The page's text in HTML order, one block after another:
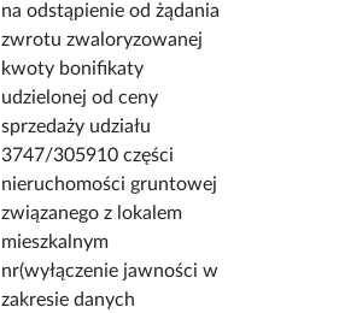
na odstąpienie od żądania
zwrotu zwaloryzowanej
kwoty bonifikaty
udzielonej od ceny
sprzedaży udziału
3747/305910 części
nieruchomości gruntowej
związanego z lokalem
mieszkalnym
nr(wyłączenie jawności w
zakresie danych